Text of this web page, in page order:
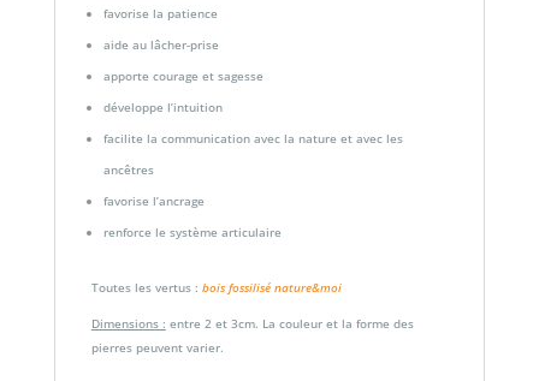
favorise la patience
aide au lâcher-prise
apporte courage et sagesse
développe l’intuition
facilite la communication avec la nature et avec les
ancêtres
favorise l’ancrage
renforce le système articulaire
Toutes les vertus : bois fossilisé nature&moi
Dimensions : entre 2 et 3cm. La couleur et la forme des
pierres peuvent varier.